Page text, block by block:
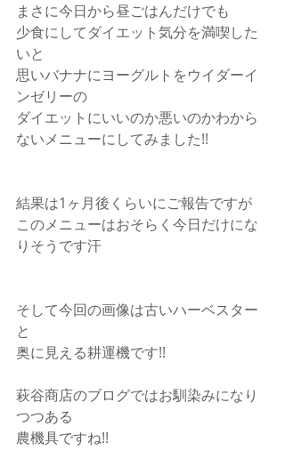
まさに今日から昼ごはんだけでも
少食にしてダイエット気分を満喫した
いと
思いバナナにヨーグルトをウイダーイ
ンゼリーの
ダイエットにいいのか悪いのかわから
ないメニューにしてみました!!
結果は1ヶ月後くらいにご報告ですが
このメニューはおそらく今日だけにな
りそうです汗
そして今回の画像は古いハーベスター
と
奥に見える耕運機です!!
萩谷商店のブログではお馴染みになり
つつある
農機具ですね!!